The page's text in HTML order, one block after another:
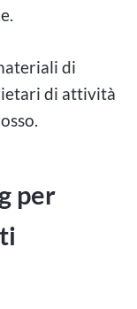
di
di attività
per